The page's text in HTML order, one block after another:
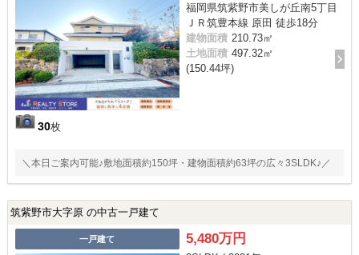
30枚
福岡県筑紫野市美しが丘南5丁目
ＪＲ筑豊本線 原田 徒歩18分
建物面積 210.73㎡
土地面積 497.32㎡
(150.44坪)
＼本日ご案内可能♪敷地面積約150坪・建物面積約63坪の広々3SLDK♪／
筑紫野市大字原 の中古一戸建て
一戸建て 5,480万円